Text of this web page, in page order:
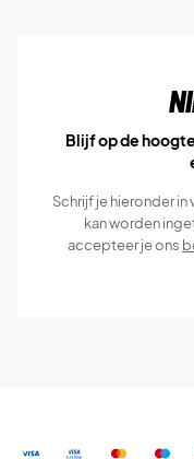
Blijf op de
Schrijf je hieronder
kan worden
accepteer je ons